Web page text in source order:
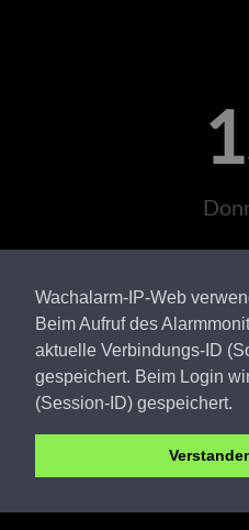
Wachalarm-IP-Web
Beim Aufruf des
aktuelle Verbindungs-ID
gespeichert. Beim Login
(Session-ID) gespeichert.
Leitstelle